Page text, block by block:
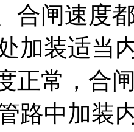
合闸速度
加装适当
正常，合
路中加装